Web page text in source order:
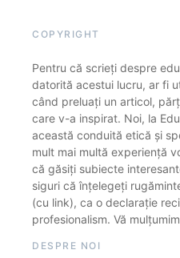
COPYRIGHT
Pentru că scrieți despre
datorită acestui lucru, ar fi
când preluați un articol,
care v-a inspirat. Noi, la
această conduită etică și
mult mai multă experiență
că găsiți subiecte
siguri că înțelegeți
(cu link), ca o declarație
profesionalism. Vă
DESPRE NOI